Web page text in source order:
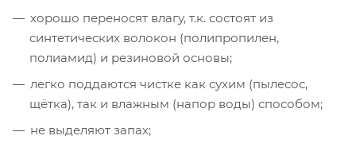
хорошо переносят влагу, т.к. состоят из
синтетических волокон (полипропилен,
полиамид) и резиновой основы;
легко поддаются чистке как сухим (пылесос,
щётка), так и влажным (напор воды) способом;
не выделяют запах;